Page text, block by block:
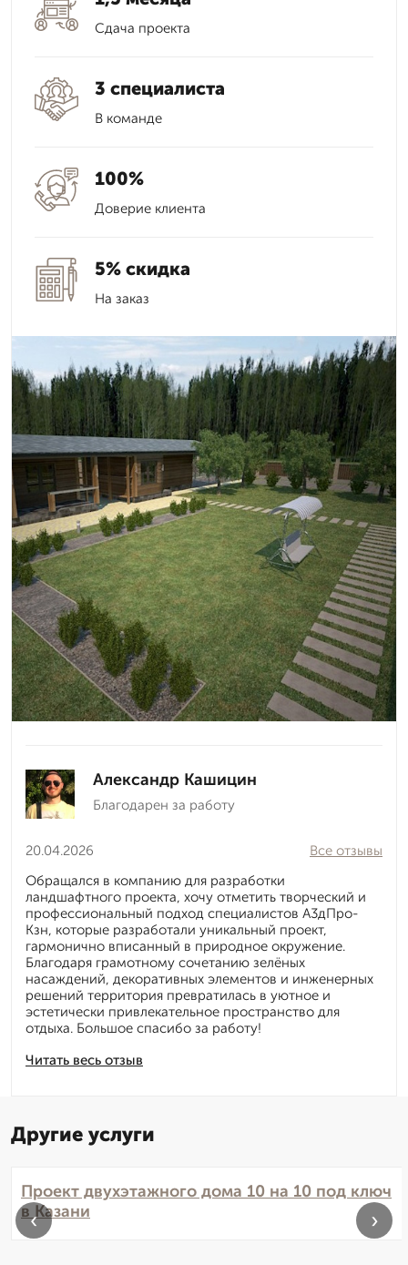
Сдача проекта
3 специалиста
В команде
100%
Доверие клиента
5% скидка
На заказ
Александр Кашицин
Благодарен за работу
20.04.2026
Читать весь отзыв
Все отзывы
Обращался в компанию для разработки
ландшафтного проекта, хочу отметить творческий и
профессиональный подход специалистов А3дПро-
Кзн, которые разработали уникальный проект,
гармонично вписанный в природное окружение.
Благодаря грамотному сочетанию зелёных
насаждений, декоративных элементов и инженерных
решений территория превратилась в уютное и
эстетически привлекательное пространство для
отдыха. Большое спасибо за работу!
Другие услуги
Проект двухэтажного дома 10 на 10 под ключ
в Казани
‹ ›